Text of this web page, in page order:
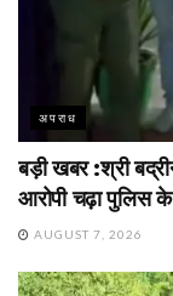
अपराध
बड़ी खबर :श्री
आरोपी चढ़ा पुलिस
AUGUST 7, 2026